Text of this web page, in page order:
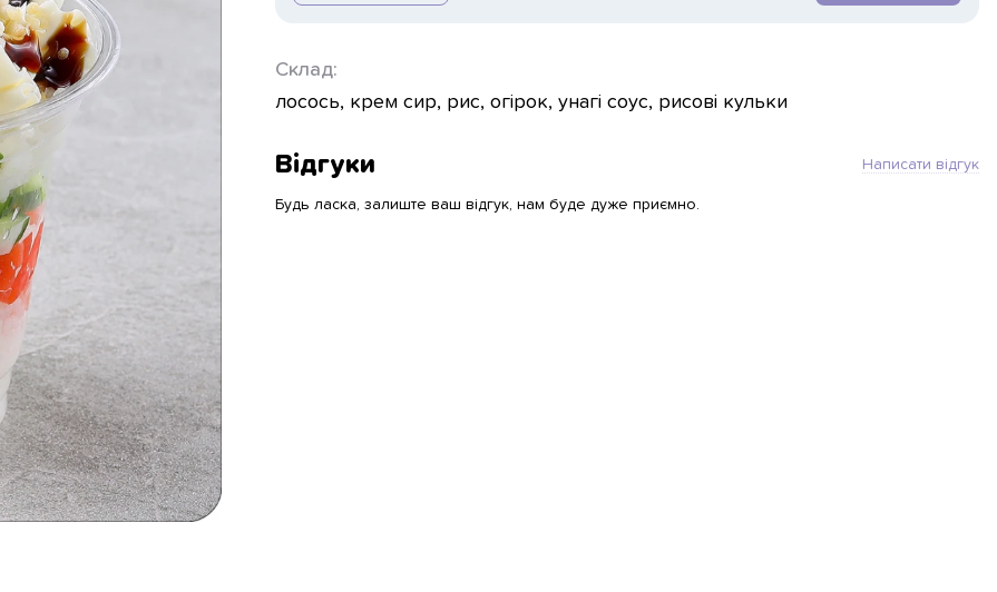
Склад:
лосось, крем сир, рис, огірок, унагі соус, рисові кульки
Відгуки Написати відгук
Будь ласка, залиште ваш відгук, нам буде дуже приємно.